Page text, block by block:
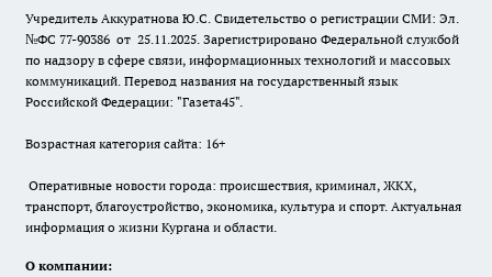
Учредитель Аккуратнова Ю.С. Свидетельство о регистрации СМИ: Эл.
№ФС 77-90386 от 25.11.2025. Зарегистрировано Федеральной службой
по надзору в сфере связи, информационных технологий и массовых
коммуникаций. Перевод названия на государственный язык
Российской Федерации: "Газета45".
Возрастная категория сайта: 16+
Оперативные новости города: происшествия, криминал, ЖКХ,
транспорт, благоустройство, экономика, культура и спорт. Актуальная
информация о жизни Кургана и области.
О компании: